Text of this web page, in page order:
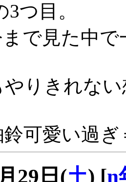
つ目。
見た中で
やりきれな
鈴可愛い過
29日(土) [n